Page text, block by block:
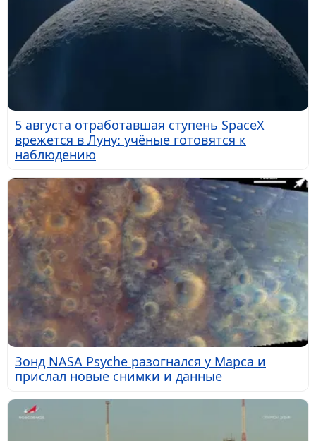
5 августа отработавшая ступень SpaceX
врежется в Луну: учёные готовятся к
наблюдению
Зонд NASA Psyche разогнался у Марса и
прислал новые снимки и данные